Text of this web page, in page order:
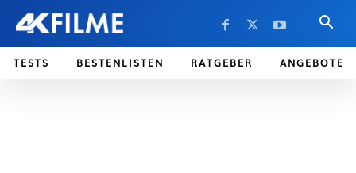
TESTS BESTENLISTEN RATGEBER ANGEBOTE